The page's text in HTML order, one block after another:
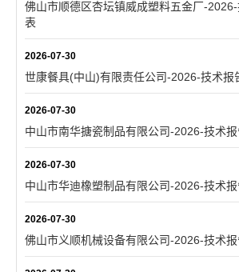
佛山市顺德区杏坛镇威成塑料五金厂-
表
2026-07-30
世康餐具(中山)有限责任公司-2026-技术报
2026-07-30
中山市南华搪瓷制品有限公司-2026-技术
2026-07-30
中山市华迪橡塑制品有限公司-2026-技术
2026-07-30
佛山市义顺机械设备有限公司-2026-技术